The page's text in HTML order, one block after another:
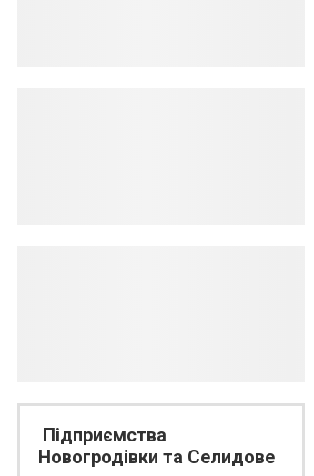
Підприємства
Новогродівки та Селидове